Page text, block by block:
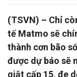
(TSVN) – Chỉ
tế Matmo sẽ
thành cơn bão
được dự báo sẽ
giật cấp 15, đe